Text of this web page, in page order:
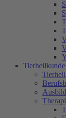
Tierheilkunde